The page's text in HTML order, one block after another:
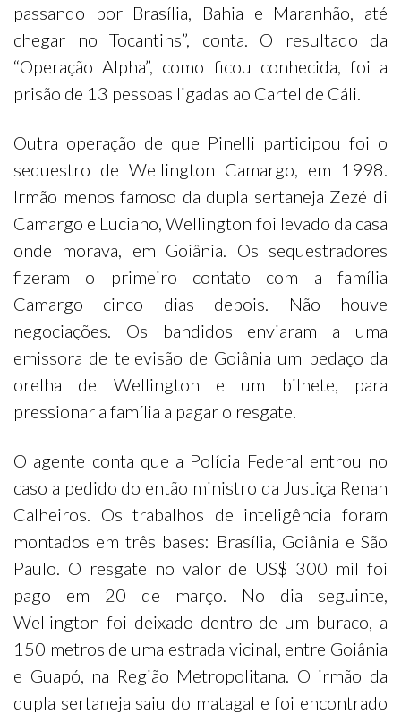
passando por Brasília, Bahia e Maranhão, até
chegar no Tocantins”, conta. O resultado da
“Operação Alpha”, como ficou conhecida, foi a
prisão de 13 pessoas ligadas ao Cartel de Cáli.
Outra operação de que Pinelli participou foi o
sequestro de Wellington Camargo, em 1998.
Irmão menos famoso da dupla sertaneja Zezé di
Camargo e Luciano, Wellington foi levado da casa
onde morava, em Goiânia. Os sequestradores
fizeram o primeiro contato com a família
Camargo cinco dias depois. Não houve
negociações. Os bandidos enviaram a uma
emissora de televisão de Goiânia um pedaço da
orelha de Wellington e um bilhete, para
pressionar a família a pagar o resgate.
O agente conta que a Polícia Federal entrou no
caso a pedido do então ministro da Justiça Renan
Calheiros. Os trabalhos de inteligência foram
montados em três bases: Brasília, Goiânia e São
Paulo. O resgate no valor de US$ 300 mil foi
pago em 20 de março. No dia seguinte,
Wellington foi deixado dentro de um buraco, a
150 metros de uma estrada vicinal, entre Goiânia
e Guapó, na Região Metropolitana. O irmão da
dupla sertaneja saiu do matagal e foi encontrado